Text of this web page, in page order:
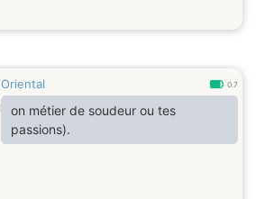
Oriental 0.7
on métier de soudeur ou tes
passions).